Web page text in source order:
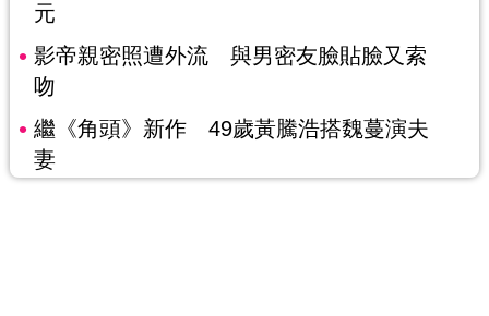
元
影帝親密照遭外流 與男密友臉貼臉又索
吻
繼《角頭》新作 49歲黃騰浩搭魏蔓演夫
妻